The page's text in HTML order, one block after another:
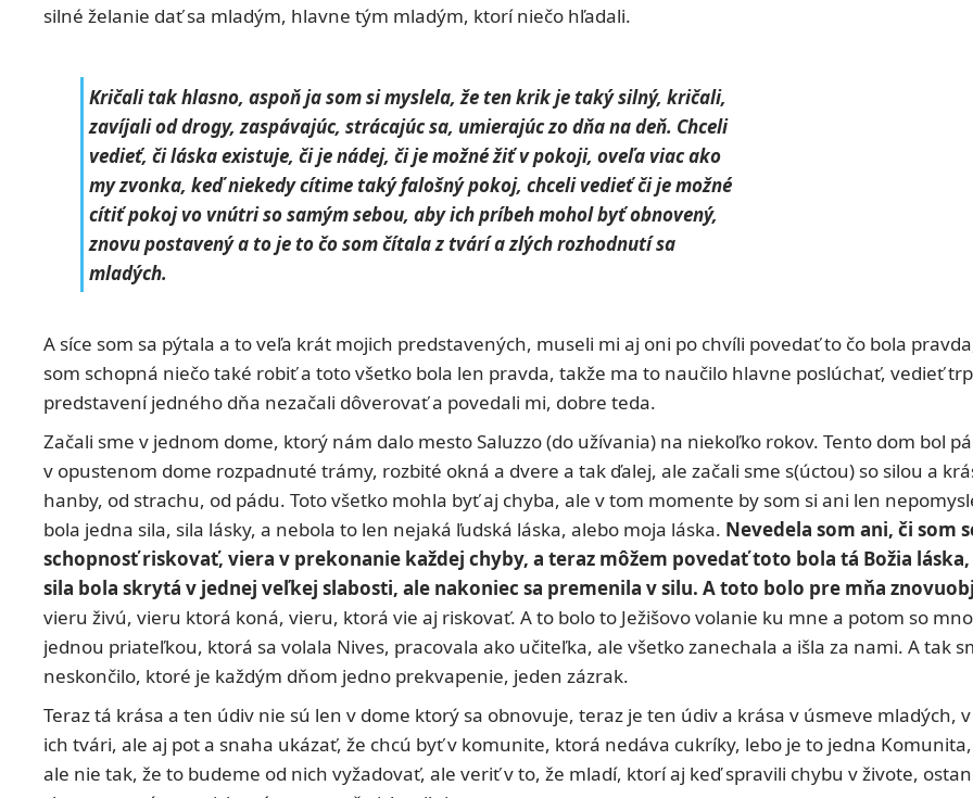
silné želanie dať sa mladým, hlavne tým mladým, ktorí niečo hľadali.
Kričali tak hlasno, aspoň ja som si myslela, že ten krik je taký silný, kričali,
zavíjali od drogy, zaspávajúc, strácajúc sa, umierajúc zo dňa na deň. Chceli
vedieť, či láska existuje, či je nádej, či je možné žiť v pokoji, oveľa viac ako
my zvonka, keď niekedy cítime taký falošný pokoj, chceli vedieť či je možné
cítiť pokoj vo vnútri so samým sebou, aby ich príbeh mohol byť obnovený,
znovu postavený a to je to čo som čítala z tvárí a zlých rozhodnutí sa
mladých.
A síce som sa pýtala a to veľa krát mojich predstavených, museli mi aj oni po chvíli povedať to čo bola
som schopná niečo také robiť a toto všetko bola len pravda, takže ma to naučilo hlavne poslúchať, vedieť
predstavení jedného dňa nezačali dôverovať a povedali mi, dobre teda.
Začali sme v jednom dome, ktorý nám dalo mesto Saluzzo (do užívania) na niekoľko rokov. Tento dom bol
v opustenom dome rozpadnuté trámy, rozbité okná a dvere a tak ďalej, ale začali sme s(úctou) so silou a
hanby, od strachu, od pádu. Toto všetko mohla byť aj chyba, ale v tom momente by som si ani len
bola jedna sila, sila lásky, a nebola to len nejaká ľudská láska, alebo moja láska. Nevedela som ani, či som
schopnosť riskovať, viera v prekonanie každej chyby, a teraz môžem povedať toto bola tá Božia
sila bola skrytá v jednej veľkej slabosti, ale nakoniec sa premenila v silu. A toto bolo pre mňa
vieru živú, vieru ktorá koná, vieru, ktorá vie aj riskovať. A to bolo to Ježišovo volanie ku mne a potom so
jednou priateľkou, ktorá sa volala Nives, pracovala ako učiteľka, ale všetko zanechala a išla za nami. A tak
neskončilo, ktoré je každým dňom jedno prekvapenie, jeden zázrak.
Teraz tá krása a ten údiv nie sú len v dome ktorý sa obnovuje, teraz je ten údiv a krása v úsmeve mladých,
ich tvári, ale aj pot a snaha ukázať, že chcú byť v komunite, ktorá nedáva cukríky, lebo je to jedna
ale nie tak, že to budeme od nich vyžadovať, ale veriť v to, že mladí, ktorí aj keď spravili chybu v živote,